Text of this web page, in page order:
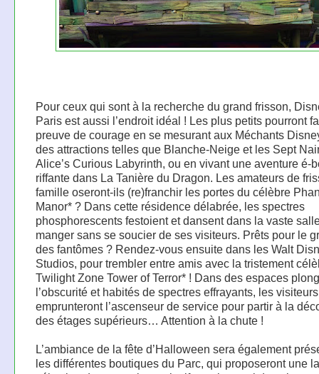
Pour ceux qui sont à la recherche du grand frisson,
Paris est aussi l’endroit idéal ! Les plus petits pourront
preuve de courage en se mesurant aux Méchants
des attractions telles que Blanche-Neige et les Sept
Alice’s Curious Labyrinth, ou en vivant une aventure é-
riffante dans La Tanière du Dragon. Les amateurs de
famille oseront-ils (re)franchir les portes du célèbre
Manor* ? Dans cette résidence délabrée, les spectres
phosphorescents festoient et dansent dans la vaste
manger sans se soucier de ses visiteurs. Prêts pour le
des fantômes ? Rendez-vous ensuite dans les Walt
Studios, pour trembler entre amis avec la tristement
Twilight Zone Tower of Terror* ! Dans des espaces
l’obscurité et habités de spectres effrayants, les visiteurs
emprunteront l’ascenseur de service pour partir à la
des étages supérieurs… Attention à la chute !
L’ambiance de la fête d’Halloween sera également
les différentes boutiques du Parc, qui proposeront une